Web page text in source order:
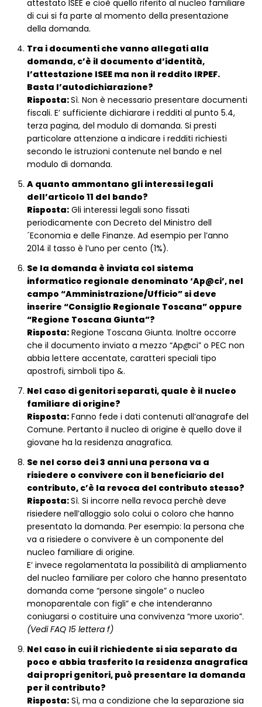
attestato ISEE e cioè quello riferito al nucleo familiare
di cui si fa parte al momento della presentazione
della domanda.
Tra i documenti che vanno allegati alla
domanda, c’è il documento d’identità,
l’attestazione ISEE ma non il reddito IRPEF.
Basta l’autodichiarazione?
Risposta:Sì. Non è necessario presentare documenti
fiscali. E’ sufficiente dichiarare i redditi al punto 5.4,
terza pagina, del modulo di domanda. Si presti
particolare attenzione a indicare i redditi richiesti
secondo le istruzioni contenute nel bando e nel
modulo di domanda.
A quanto ammontano gli interessi legali
dell’articolo 11 del bando?
Risposta: Gli interessi legali sono fissati
periodicamente con Decreto del Ministro dell
´Economia e delle Finanze. Ad esempio per l’anno
2014 il tasso è l’uno per cento (1%).
Se la domanda è inviata col sistema
informatico regionale denominato ‘Ap@ci’, nel
campo “Amministrazione/Ufficio” si deve
inserire “Consiglio Regionale Toscana” oppure
“Regione Toscana Giunta”?
Risposta: Regione Toscana Giunta. Inoltre occorre
che il documento inviato a mezzo “Ap@ci” o PEC non
abbia lettere accentate, caratteri speciali tipo
apostrofi, simboli tipo &.
Nel caso di genitori separati, quale è il nucleo
familiare di origine?
Risposta: Fanno fede i dati contenuti all’anagrafe del
Comune. Pertanto il nucleo di origine è quello dove il
giovane ha la residenza anagrafica.
Se nel corso dei 3 anni una persona va a
risiedere o convivere con il beneficiario del
contributo, c’è la revoca del contributo stesso?
Risposta:Sì. Si incorre nella revoca perchè deve
risiedere nell’alloggio solo colui o coloro che hanno
presentato la domanda. Per esempio: la persona che
va a risiedere o convivere è un componente del
nucleo familiare di origine.
E’ invece regolamentata la possibilità di ampliamento
del nucleo familiare per coloro che hanno presentato
domanda come “persone singole” o nucleo
monoparentale con figli” e che intenderanno
coniugarsi o costituire una convivenza “more uxorio”.
(Vedi FAQ 15 lettera f)
Nel caso in cui il richiedente si sia separato da
poco e abbia trasferito la residenza anagrafica
dai propri genitori, può presentare la domanda
per il contributo?
Risposta: Sì, ma a condizione che la separazione sia